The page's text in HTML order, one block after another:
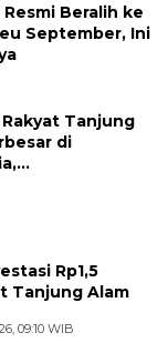
Beralih ke
September, Ini
Tanjung
di
Rp1,5
Tanjung Alam
09:10 WIB